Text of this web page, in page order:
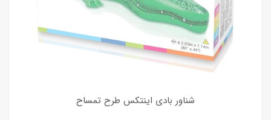
شناور بادی اینتکس طرح تمساح